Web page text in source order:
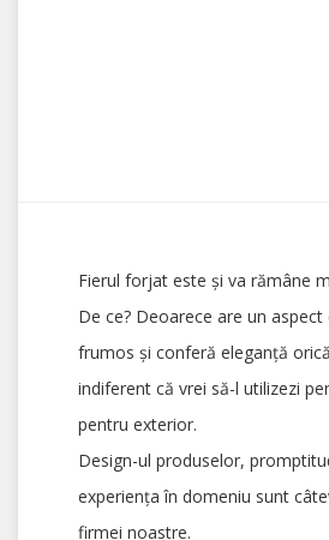
Fierul forjat este și va rămâne
De ce? Deoarece are un
frumos și conferă eleganță
indiferent că vrei să-l utilizezi
pentru exterior.
Design-ul produselor,
experienţa în domeniu sunt
firmei noastre.